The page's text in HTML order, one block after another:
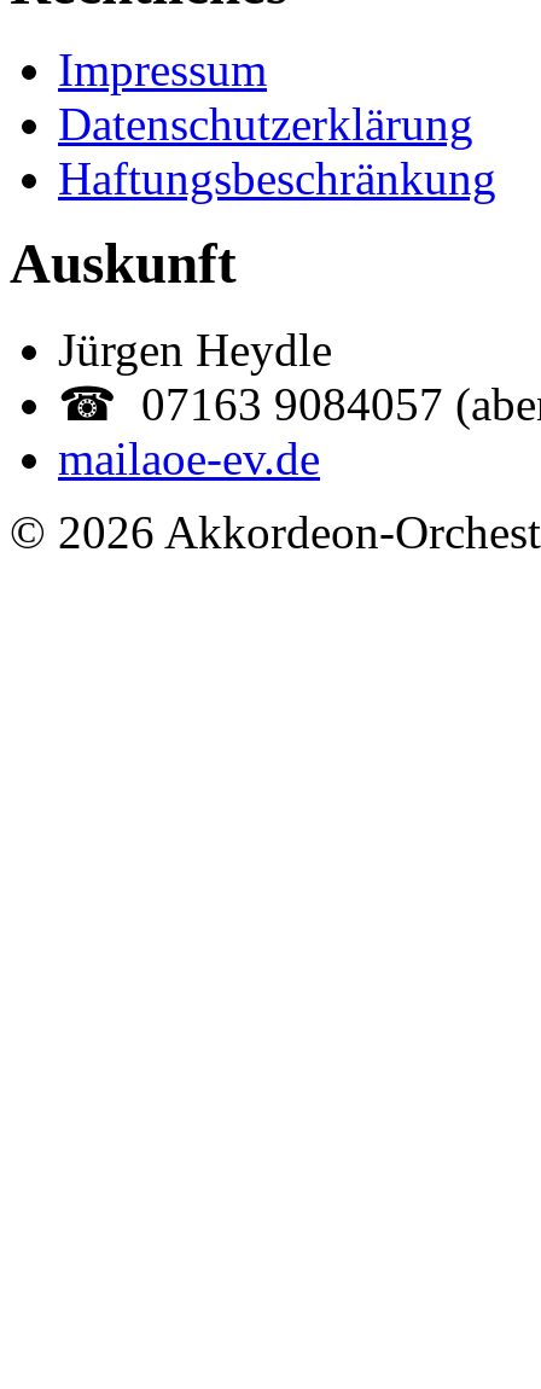
Impressum
Datenschutzerklärung
Haftungsbeschränkung
Auskunft
Jürgen Heydle
☎ 07163 9084057
mailaoe-ev.de
© 2026 Akkordeon-